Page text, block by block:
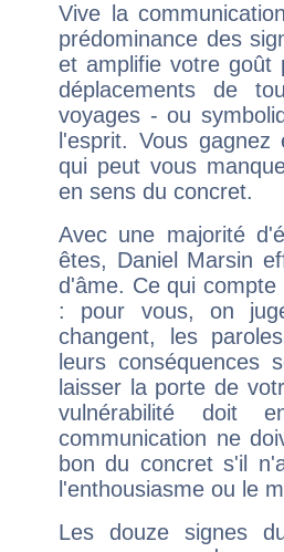
Vive la
prédominance des
et amplifie votre goût
déplacements de
voyages - ou
l'esprit. Vous
qui peut vous
en sens du concret.
Avec une majorité
êtes, Daniel Marsin
d'âme. Ce qui
: pour vous, on
changent, les
leurs conséquences
laisser la porte de
vulnérabilité doit
communication ne
bon du concret s'il
l'enthousiasme ou le
Les douze signes